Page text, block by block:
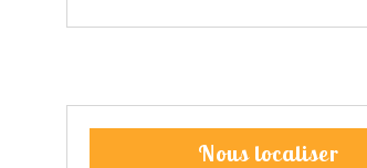
Nous localiser